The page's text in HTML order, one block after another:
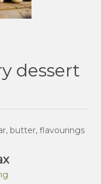
dessert
butter, flavourings